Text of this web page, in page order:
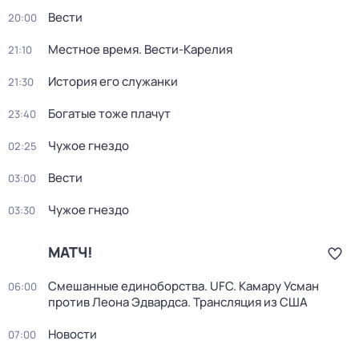
20:00 Вести
21:10 Местное время. Вести-Карелия
21:30 История его служанки
23:40 Богатые тоже плачут
02:25 Чужое гнездо
03:00 Вести
03:30 Чужое гнездо
МАТЧ!
06:00
Смешанные единоборства. UFC. Камару Усман
против Леона Эдвардса. Трансляция из США
07:00 Новости